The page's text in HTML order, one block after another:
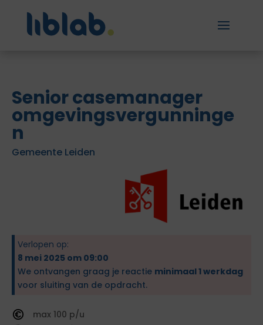
Senior casemanager
omgevingsvergunninge
n
Gemeente Leiden
Verlopen op:
8 mei 2025 om 09:00
We ontvangen graag je reactie minimaal 1 werkdag
voor sluiting van de opdracht.
100